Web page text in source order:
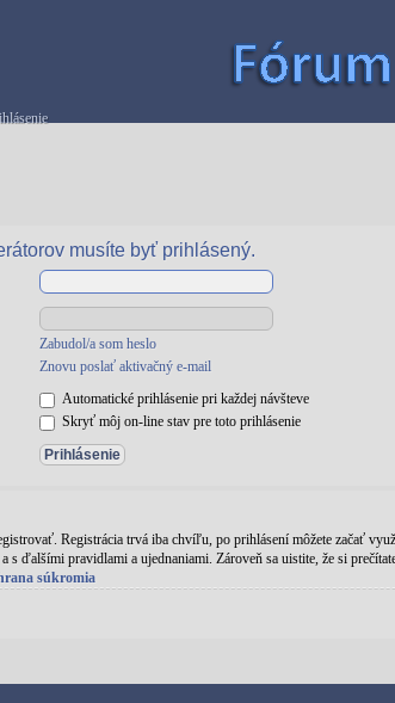
musíte byť prihlásený.
Zabudol/a som heslo
Znovu poslať aktivačný e-mail
Automatické prihlásenie pri každej návšteve
Skryť môj on-line stav pre toto prihlásenie
Registrácia trvá iba chvíľu, po prihlásení môžete začať
s ďalšími pravidlami a ujednaniami. Zároveň sa uistite, že si
súkromia